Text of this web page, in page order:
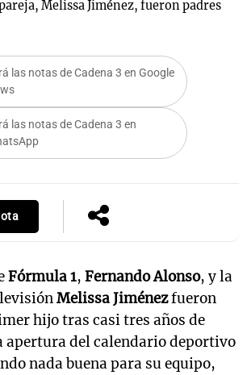
Melissa Jiménez, fueron padres
las notas de Cadena 3 en Google
las notas de Cadena 3 en
Fórmula 1, Fernando Alonso, y la
Melissa Jiménezfueron
hijo tras casi tres años de
apertura del calendario deportivo
nada buena para su equipo,